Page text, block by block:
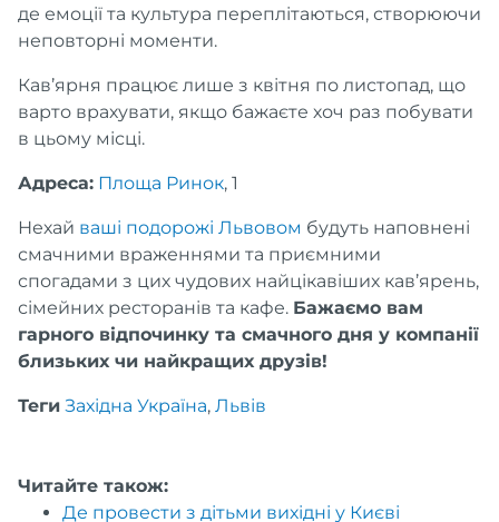
де емоції та культура переплітаються, створюючи
неповторні моменти.
Кав’ярня працює лише з квітня по листопад, що
варто врахувати, якщо бажаєте хоч раз побувати
в цьому місці.
Адреса: Площа Ринок, 1
Нехай ваші подорожі Львовом будуть наповнені
смачними враженнями та приємними
спогадами з цих чудових найцікавіших кав’ярень,
сімейних ресторанів та кафе. Бажаємо вам
гарного відпочинку та смачного дня у компанії
близьких чи найкращих друзів!
Теги Західна Україна, Львів
Читайте також:
Де провести з дітьми вихідні у Києві